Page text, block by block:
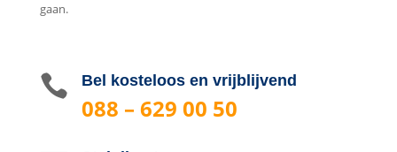
gaan.
 Bel kosteloos en vrijblijvend
088 – 629 00 50